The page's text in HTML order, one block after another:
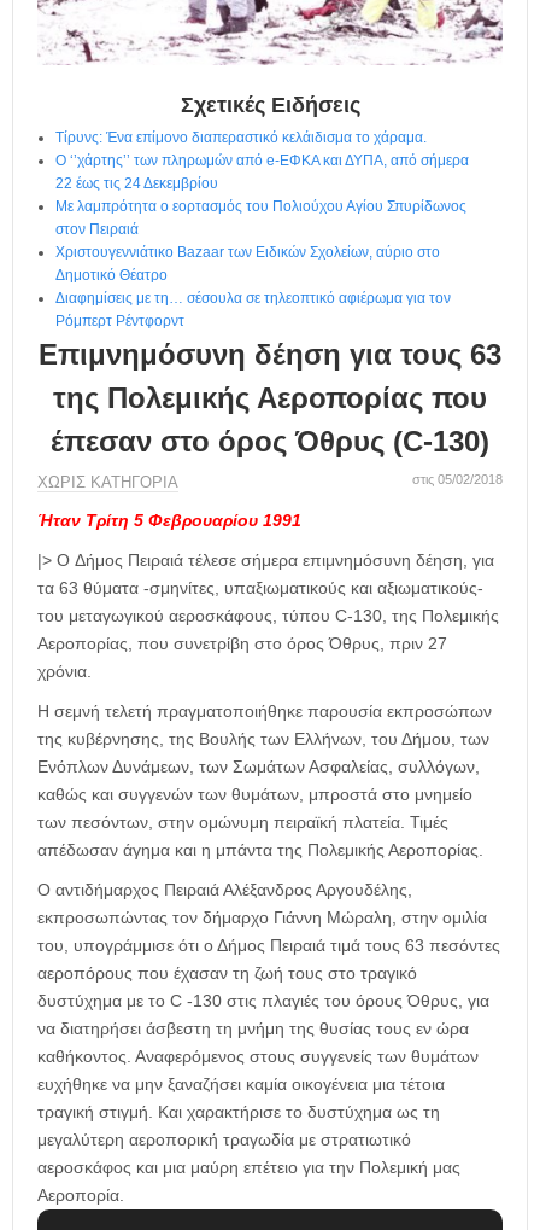
Σχετικές Ειδήσεις
Τίρυνς: Ένα επίμονο διαπεραστικό κελάιδισμα το χάραμα.
Ο ‘’χάρτης’’ των πληρωμών από e-ΕΦΚΑ και ΔΥΠΑ, από σήμερα
22 έως τις 24 Δεκεμβρίου
Με λαμπρότητα ο εορτασμός του Πολιούχου Αγίου Σπυρίδωνος
στον Πειραιά
Χριστουγεννιάτικο Bazaar των Ειδικών Σχολείων, αύριο στο
Δημοτικό Θέατρο
Διαφημίσεις με τη… σέσουλα σε τηλεοπτικό αφιέρωμα για τον
Ρόμπερτ Ρέντφορντ
Επιμνημόσυνη δέηση για τους 63
της Πολεμικής Αεροπορίας που
έπεσαν στο όρος Όθρυς (C-130)
ΧΩΡΊΣ ΚΑΤΗΓΟΡΊΑ στις 05/02/2018
Ήταν Τρίτη 5 Φεβρουαρίου 1991
|> O Δήμος Πειραιά τέλεσε σήμερα επιμνημόσυνη δέηση, για
τα 63 θύματα -σμηνίτες, υπαξιωματικούς και αξιωματικούς-
του μεταγωγικού αεροσκάφους, τύπου C-130, της Πολεμικής
Αεροπορίας, που συνετρίβη στο όρος Όθρυς, πριν 27
χρόνια.
Η σεμνή τελετή πραγματοποιήθηκε παρουσία εκπροσώπων
της κυβέρνησης, της Βουλής των Ελλήνων, του Δήμου, των
Ενόπλων Δυνάμεων, των Σωμάτων Ασφαλείας, συλλόγων,
καθώς και συγγενών των θυμάτων, μπροστά στο μνημείο
των πεσόντων, στην ομώνυμη πειραϊκή πλατεία. Τιμές
απέδωσαν άγημα και η μπάντα της Πολεμικής Αεροπορίας.
Ο αντιδήμαρχος Πειραιά Αλέξανδρος Αργουδέλης,
εκπροσωπώντας τον δήμαρχο Γιάννη Μώραλη, στην ομιλία
του, υπογράμμισε ότι ο Δήμος Πειραιά τιμά τους 63 πεσόντες
αεροπόρους που έχασαν τη ζωή τους στο τραγικό
δυστύχημα με το C -130 στις πλαγιές του όρους Όθρυς, για
να διατηρήσει άσβεστη τη μνήμη της θυσίας τους εν ώρα
καθήκοντος. Αναφερόμενος στους συγγενείς των θυμάτων
ευχήθηκε να μην ξαναζήσει καμία οικογένεια μια τέτοια
τραγική στιγμή. Και χαρακτήρισε το δυστύχημα ως τη
μεγαλύτερη αεροπορική τραγωδία με στρατιωτικό
αεροσκάφος και μια μαύρη επέτειο για την Πολεμική μας
Αεροπορία.